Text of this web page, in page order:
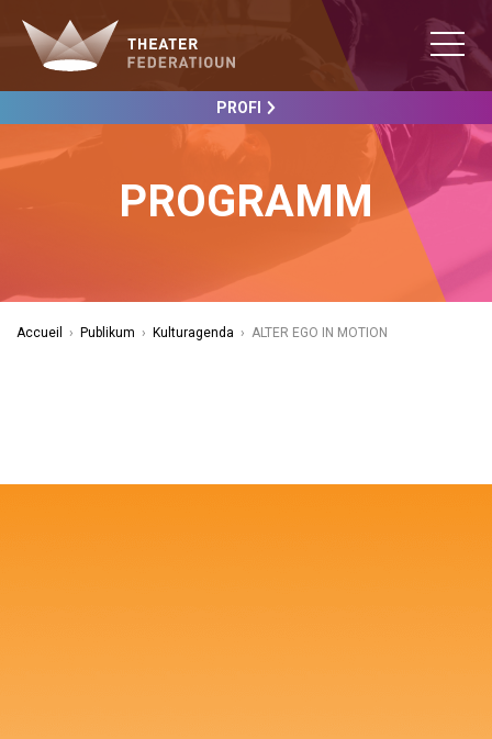
PROFI
PROGRAMM
Accueil › Publikum › Kulturagenda › ALTER EGO IN MOTION